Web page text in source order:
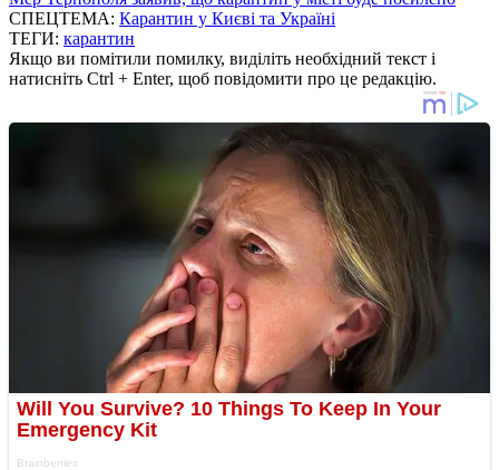
СПЕЦТЕМА: Карантин у Києві та Україні
ТЕГИ: карантин
Якщо ви помітили помилку, виділіть необхідний текст і
натисніть Ctrl + Enter, щоб повідомити про це редакцію.